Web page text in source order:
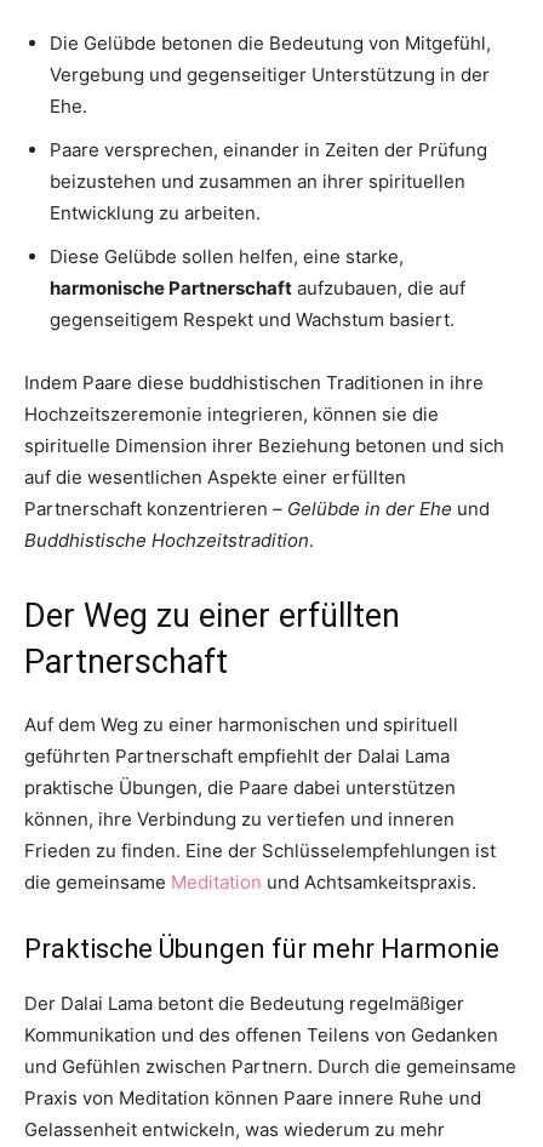
Die Gelübde betonen die Bedeutung von Mitgefühl,
Vergebung und gegenseitiger Unterstützung in der
Ehe.
Paare versprechen, einander in Zeiten der Prüfung
beizustehen und zusammen an ihrer spirituellen
Entwicklung zu arbeiten.
Diese Gelübde sollen helfen, eine starke,
harmonische Partnerschaft aufzubauen, die auf
gegenseitigem Respekt und Wachstum basiert.
Indem Paare diese buddhistischen Traditionen in ihre
Hochzeitszeremonie integrieren, können sie die
spirituelle Dimension ihrer Beziehung betonen und sich
auf die wesentlichen Aspekte einer erfüllten
Partnerschaft konzentrieren – Gelübde in der Ehe und
Buddhistische Hochzeitstradition.
Der Weg zu einer erfüllten
Partnerschaft
Auf dem Weg zu einer harmonischen und spirituell
geführten Partnerschaft empfiehlt der Dalai Lama
praktische Übungen, die Paare dabei unterstützen
können, ihre Verbindung zu vertiefen und inneren
Frieden zu finden. Eine der Schlüsselempfehlungen ist
die gemeinsame Meditation und Achtsamkeitspraxis.
Praktische Übungen für mehr Harmonie
Der Dalai Lama betont die Bedeutung regelmäßiger
Kommunikation und des offenen Teilens von Gedanken
und Gefühlen zwischen Partnern. Durch die gemeinsame
Praxis von Meditation können Paare innere Ruhe und
Gelassenheit entwickeln, was wiederum zu mehr